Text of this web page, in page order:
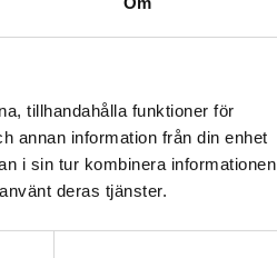
tillhandahålla funktioner för
annan information från din enhet
i sin tur kombinera informationen
deras tjänster.